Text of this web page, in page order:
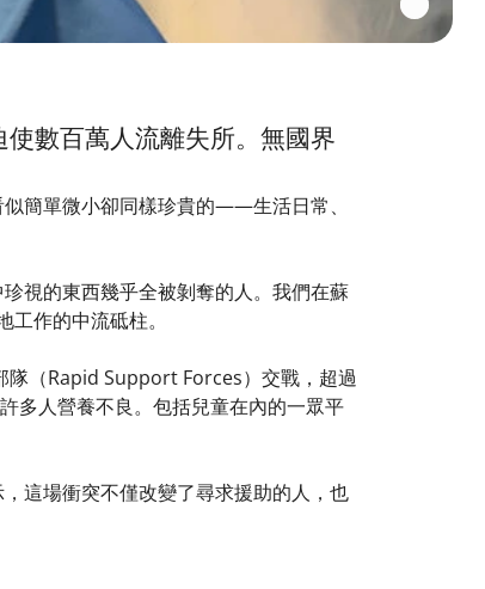
數百萬人流離失所。無國界
簡單微小卻同樣珍貴的——生活日常、
視的東西幾乎全被剝奪的人。我們在蘇
作的中流砥柱。
隊（Rapid Support Forces）交戰，超過
多人營養不良。包括兒童在內的一眾平
這場衝突不僅改變了尋求援助的人，也